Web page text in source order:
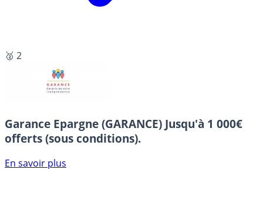
🥈 2
Garance Epargne (GARANCE) Jusqu'à 1 000€
offerts (sous conditions).
En savoir plus